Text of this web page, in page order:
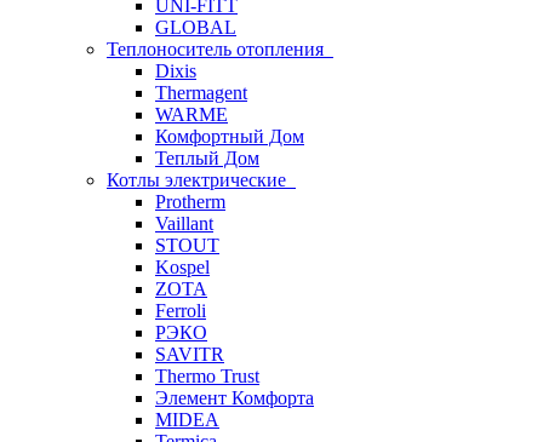
UNI-FITT
GLOBAL
Теплоноситель отопления
Dixis
Thermagent
WARME
Комфортный Дом
Теплый Дом
Котлы электрические
Protherm
Vaillant
STOUT
Kospel
ZOTA
Ferroli
РЭКО
SAVITR
Thermo Trust
Элемент Комфорта
MIDEA